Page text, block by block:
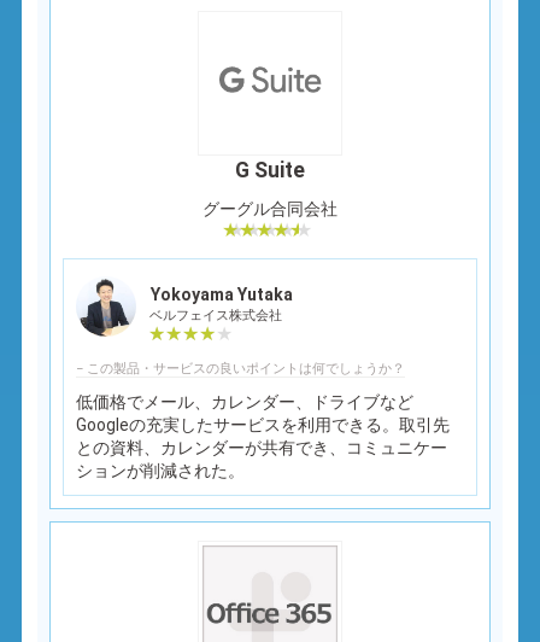
G Suite
グーグル合同会社
Yokoyama Yutaka
ベルフェイス株式会社
− この製品・サービスの良いポイントは何でしょうか？
低価格でメール、カレンダー、ドライブなど
Googleの充実したサービスを利用できる。取引先
との資料、カレンダーが共有でき、コミュニケー
ションが削減された。